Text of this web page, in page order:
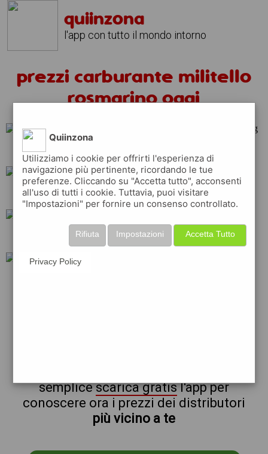
quiinzona
l'app con tutto il mondo intorno
prezzi carburante militello
rosmarino oggi
shell
api esso q8
ip eni
semplicescarica gratisl'app per
conoscere ora i prezzi dei distributori
più vicino a te
Quiinzona
Utilizziamo i cookie per offrirti l'esperienza di
navigazione più pertinente, ricordando le tue
preferenze. Cliccando su "Accetta tutto", acconsenti
all'uso di tutti i cookie. Tuttavia, puoi visitare
"Impostazioni" per fornire un consenso controllato.
Accetta Tutto
Impostazioni
Rifiuta
Privacy Policy